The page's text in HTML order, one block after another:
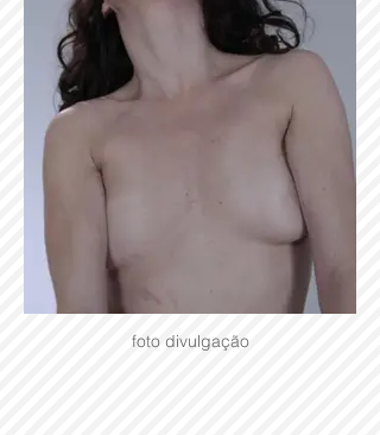
foto divulgação